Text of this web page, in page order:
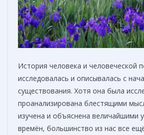
История человека и человеческой
исследовалась и описывалась с
существования. Хотя она была
проанализирована блестящими
изучена и объяснена величайшими
времён, большинство из нас все